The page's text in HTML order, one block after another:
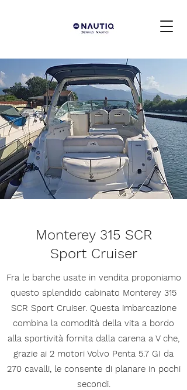
Monterey 315 SCR
Sport Cruiser
Fra le barche usate in vendita proponiamo
questo splendido cabinato Monterey 315
SCR Sport Cruiser. Questa imbarcazione
combina la comodità della vita a bordo
alla sportività fornita dalla carena a V che,
grazie ai 2 motori Volvo Penta 5.7 GI da
270 cavalli, le consente di planare in pochi
secondi.